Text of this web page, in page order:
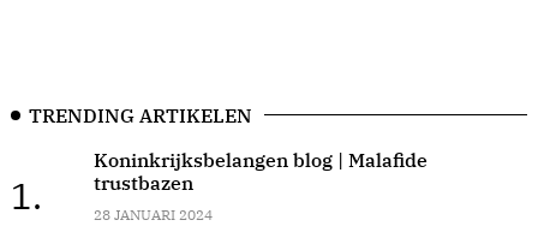
TRENDING ARTIKELEN
1.
Koninkrijksbelangen blog | Malafide
trustbazen
28 JANUARI 2024